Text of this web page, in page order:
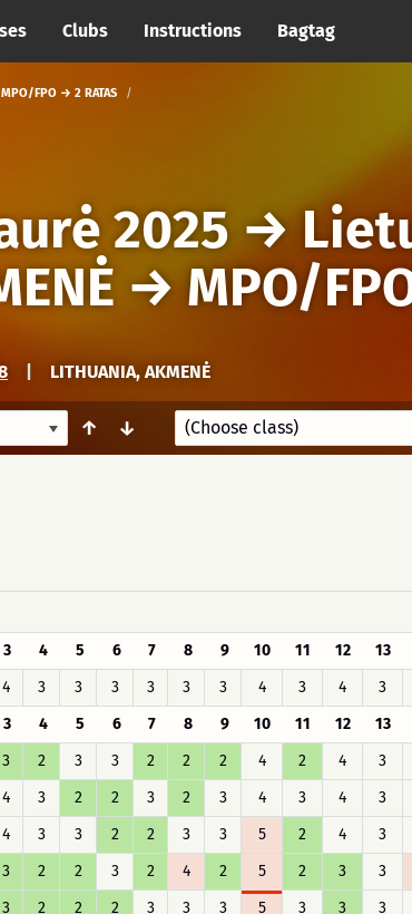
Clubs Instructions Bagtag
MPO/FPO → 2 RATAS
2025 →
→MPO/
LITHUANIA, AKMENĖ
↑ ↓
3 4 5 6 7 8 9 10 11 12 13
4 3 3 3 3 3 3 4 3 4 3
3 4 5 6 7 8 9 10 11 12 13
3 2 3 3 2 2 2 4 2 4 3
4 3 2 2 3 2 3 4 3 4 3
4 3 3 2 2 3 3 5 2 4 3
3 2 2 3 2 4 2 5 2 3 3
3 2 2 2 3 3 3 5 3 3 3